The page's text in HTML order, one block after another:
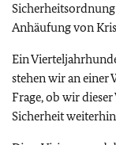
Anhäufung von
Ein
stehen wir an einer
Frage, ob wir
Sicherheit